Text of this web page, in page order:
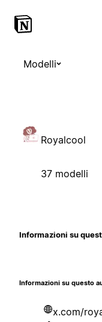
Modelli
Royalcool
37 modelli
Informazioni su
Informazioni su questo
x.com/